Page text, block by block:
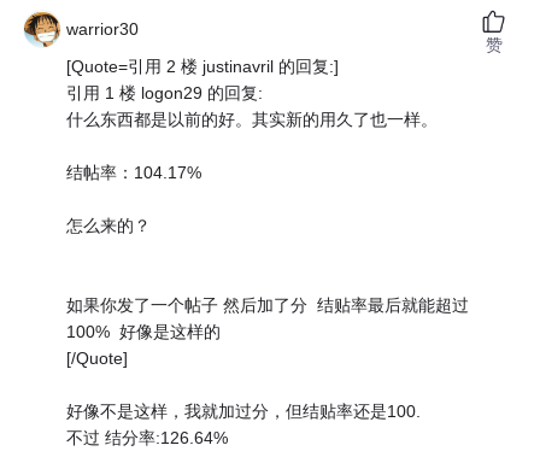
warrior30
[Quote=引用 2 楼 justinavril 的回复:]
引用 1 楼 logon29 的回复:
什么东西都是以前的好。其实新的用久了也一样。
结帖率：104.17%
怎么来的？
如果你发了一个帖子 然后加了分 结贴率最后就能超过
100% 好像是这样的
[/Quote]
好像不是这样，我就加过分，但结贴率还是100.
不过 结分率:126.64%
赞